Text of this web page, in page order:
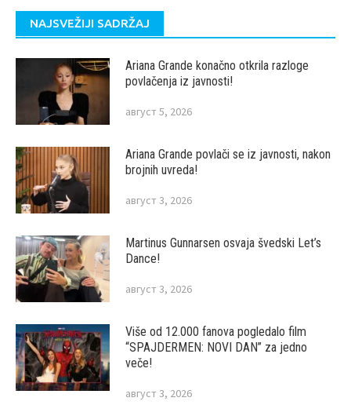
NAJSVEŽIJI SADRŽAJ
Ariana Grande konačno otkrila razloge
povlačenja iz javnosti!
август 5, 2026
Ariana Grande povlači se iz javnosti, nakon
brojnih uvreda!
август 3, 2026
Martinus Gunnarsen osvaja švedski Let’s
Dance!
август 3, 2026
Više od 12.000 fanova pogledalo film
“SPAJDERMEN: NOVI DAN” za jedno
veče!
август 3, 2026